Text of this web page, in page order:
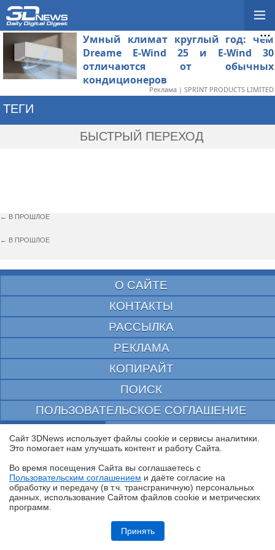
Обзор Midea VCR V15 EVO ULTRA: я просто хорошо убираю любое
Умный климат круглый год: чем
Dreame E-Wind 25 и E-Wind 30
отличаются от обычных
кондиционеров
Реклама | SPRINT PRODUCTS LIMITED
ТЕГИ
БЫСТРЫЙ ПЕРЕХОД
← В ПРОШЛОЕ
← В ПРОШЛОЕ
О САЙТЕ
КОНТАКТЫ
РАССЫЛКА
РЕКЛАМА
КОПИРАЙТ
ПОИСК
ПОЛЬЗОВАТЕЛЬСКОЕ СОГЛАШЕНИЕ
ЗАЩИЩЕНО CURATOR
© 1997—2026 Электронное периодическое издание "3ДНьюс" | Свидетельство о
выдано Федеральной Службой по надзору за соблюдением законодательства в сфере
массовых коммуникаций и охране культурного наследия
При цитировании документа ссылка на сайт с указанием автора обязательна. Полное
заимствование документа является нарушением
российского и международного законодательства и возможно только с согласия
Сайт 3DNews использует файлы cookie и сервисы аналитики.
Это помогает нам улучшать контент и работу Cайта.
Во время посещения Cайта вы соглашаетесь с
Пользовательским соглашением и даёте согласие на
обработку и передачу (в т.ч. трансграничную) персональных
данных, использование Cайтом файлов cookie и метрических
программ.
Принять